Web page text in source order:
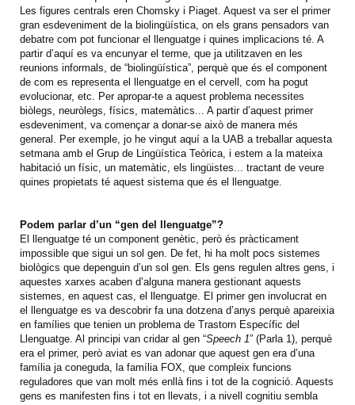
Les figures centrals eren Chomsky i Piaget. Aquest va ser el primer
gran esdeveniment de la biolingüística, on els grans pensadors van
debatre com pot funcionar el llenguatge i quines implicacions té. A
partir d’aquí es va encunyar el terme, que ja utilitzaven en les
reunions informals, de “biolingüística”, perquè que és el component
de com es representa el llenguatge en el cervell, com ha pogut
evolucionar, etc. Per apropar-te a aquest problema necessites
biòlegs, neuròlegs, físics, matemàtics... A partir d’aquest primer
esdeveniment, va començar a donar-se això de manera més
general. Per exemple, jo he vingut aquí a la UAB a treballar aquesta
setmana amb el Grup de Lingüística Teòrica, i estem a la mateixa
habitació un físic, un matemàtic, els lingüistes... tractant de veure
quines propietats té aquest sistema que és el llenguatge.
Podem parlar d’un “gen del llenguatge”?
El llenguatge té un component genètic, però és pràcticament
impossible que sigui un sol gen. De fet, hi ha molt pocs sistemes
biològics que depenguin d’un sol gen. Els gens regulen altres gens, i
aquestes xarxes acaben d’alguna manera gestionant aquests
sistemes, en aquest cas, el llenguatge. El primer gen involucrat en
el llenguatge es va descobrir fa una dotzena d’anys perquè apareixia
en famílies que tenien un problema de Trastorn Específic del
Llenguatge. Al principi van cridar al gen “Speech 1” (Parla 1), perquè
era el primer, però aviat es van adonar que aquest gen era d’una
família ja coneguda, la família FOX, que compleix funcions
reguladores que van molt més enllà fins i tot de la cognició. Aquests
gens es manifesten fins i tot en llevats, i a nivell cognitiu sembla